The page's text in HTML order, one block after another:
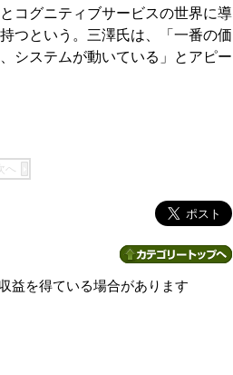
コグニティブサービスの世界に導
つという。三澤氏は、「一番の価
システムが動いている」とアピー
へ
益を得ている場合があります